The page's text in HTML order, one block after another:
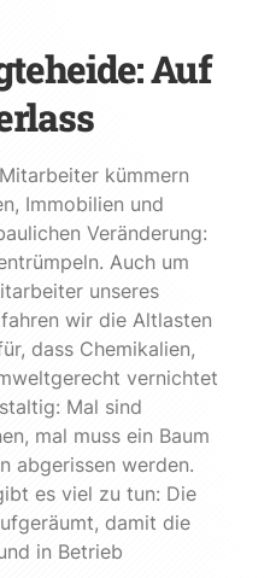
Auf
kümmern
Immobilien und
Veränderung:
Auch um
unseres
wir die Altlasten
dass Chemikalien,
vernichtet
Mal sind
mal muss ein Baum
abgerissen werden.
es viel zu tun: Die
damit die
in Betrieb